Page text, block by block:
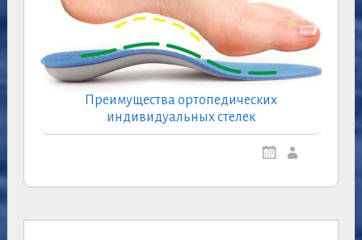
Преимущества ортопедических
индивидуальных стелек